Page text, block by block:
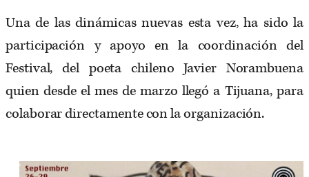
Una de las dinámicas nuevas esta vez, ha sido la
participación y apoyo en la coordinación del
Festival, del poeta chileno Javier Norambuena
quien desde el mes de marzo llegó a Tijuana, para
colaborar directamente con la organización.